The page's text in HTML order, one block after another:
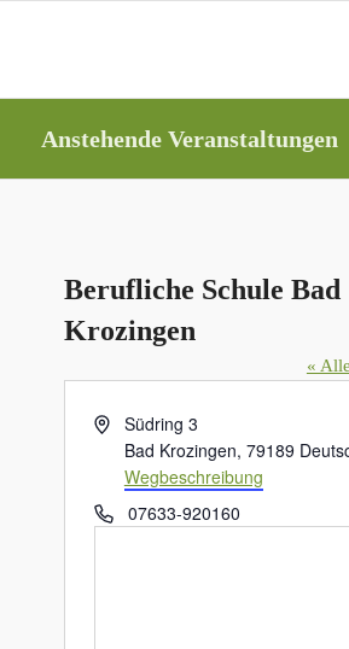
Anstehende Veranstaltungen
Berufliche Schule Bad
Krozingen
«
AdresseSüdring 3
Bad Krozingen, 79189
Wegbeschreibung
Telefon07633-920160